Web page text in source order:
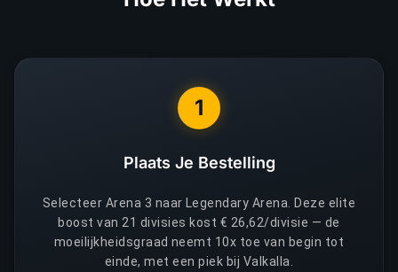
1
Plaats Je Bestelling
Selecteer Arena 3 naar Legendary Arena. Deze elite
boost van 21 divisies kost € 26,62/divisie — de
moeilijkheidsgraad neemt 10x toe van begin tot
einde, met een piek bij Valkalla.